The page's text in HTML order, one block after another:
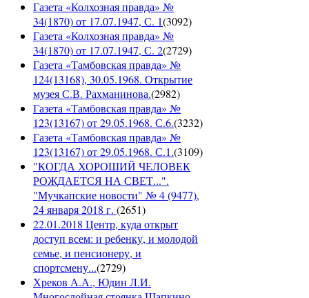
Газета «Колхозная правда» №
34(1870) от 17.07.1947, С. 1(3092)
Газета «Колхозная правда» №
34(1870) от 17.07.1947, С. 2(2729)
Газета «Тамбовская правда» №
124(13168), 30.05.1968. Открытие
музея С.В. Рахманинова.(2982)
Газета «Тамбовская правда» №
123(13167) от 29.05.1968. С.6.(3232)
Газета «Тамбовская правда» №
123(13167) от 29.05.1968. С.1.(3109)
"КОГДА ХОРОШИЙ ЧЕЛОВЕК
РОЖДАЕТСЯ НА СВЕТ...".
"Мучкапские новости" № 4 (9477),
24 января 2018 г. (2651)
22.01.2018 Центр, куда открыт
доступ всем: и ребенку, и молодой
семье, и пенсионеру, и
спортсмену...(2729)
Хреков А.А., Юдин Л.И.